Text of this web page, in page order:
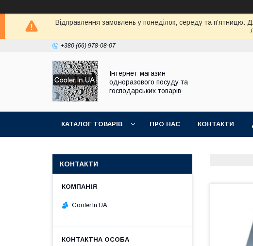
Відправлення замовлень у понеділок, середу та п'ятницю.
+380 (66) 978-08-07
Інтернет-магазин
одноразового посуду та
господарських товарів
КАТАЛОГ ТОВАРІВ ПРО НАС КОНТАКТИ
КОНТАКТИ
Cooler.In.UA